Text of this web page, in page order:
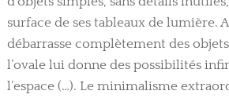
surface de ses tableaux de lumière.
débarrasse complètement des
l’ovale lui donne des possibilités
l’espace (…). Le minimalisme